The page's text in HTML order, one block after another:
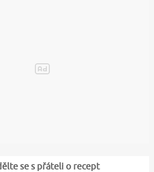
se s přáteli o recept